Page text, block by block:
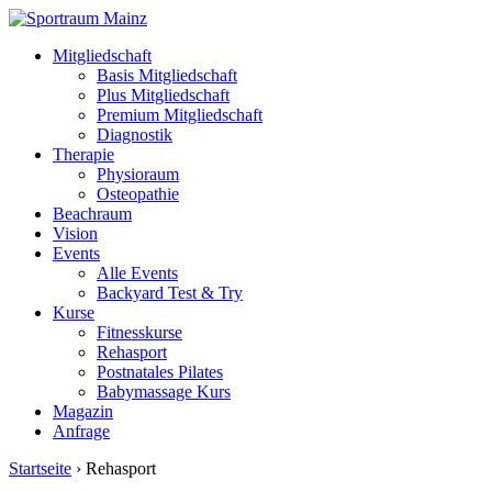
Mitgliedschaft
Basis Mitgliedschaft
Plus Mitgliedschaft
Premium Mitgliedschaft
Diagnostik
Therapie
Physioraum
Osteopathie
Beachraum
Vision
Events
Alle Events
Backyard Test & Try
Kurse
Fitnesskurse
Rehasport
Postnatales Pilates
Babymassage Kurs
Magazin
Anfrage
Startseite › Rehasport